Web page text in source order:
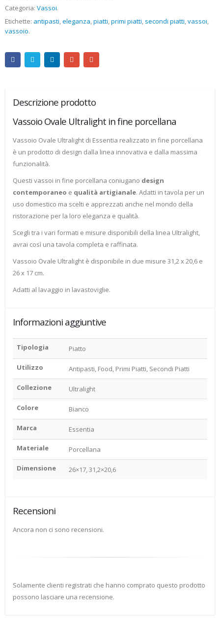
Categoria: Vassoi.
Etichette: antipasti,eleganza,piatti,primi piatti, secondi piatti,vassoi,
vassoio.
Descrizione prodotto
Vassoio Ovale Ultralight in fine porcellana
Vassoio Ovale Ultralight di Essentia realizzato in fine porcellana
è un prodotto di design dalla linea innovativa e dalla massima
funzionalità.
Questi vassoi in fine porcellana coniugano design
contemporaneo e qualità artigianale. Adatti in tavola per un
uso domestico ma scelti e apprezzati anche nel mondo della
ristorazione per la loro eleganza e qualità.
Scegli tra i vari formati e misure disponibili della linea Ultralight,
avrai così una tavola completa e raffinata.
Vassoio Ovale Ultralight è disponibile in due misure 31,2 x 20,6 e
26 x 17 cm.
Adatti al lavaggio in lavastoviglie.
Informazioni aggiuntive
Tipologia Piatto
Utilizzo Antipasti, Food, Primi Piatti, Secondi Piatti
Collezione Ultralight
Colore Bianco
Marca Essentia
Materiale Porcellana
Dimensione 26×17, 31,2×20,6
Recensioni
Ancora non ci sono recensioni.
Solamente clienti registrati che hanno comprato questo prodotto
possono lasciare una recensione.